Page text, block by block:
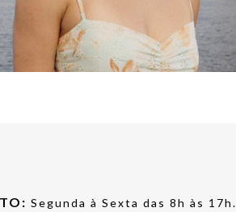
Segunda à Sexta das 8h às 17h.